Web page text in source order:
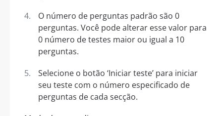
O número de perguntas padrão são 0
perguntas. Você pode alterar esse valor para
0 número de testes maior ou igual a 10
perguntas.
Selecione o botão ‘Iniciar teste’ para iniciar
seu teste com o número especificado de
perguntas de cada secção.